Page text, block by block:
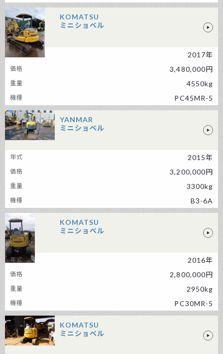
KOMATSU
ミニショベル
2017年
3,480,000円
4550kg
PC45MR-5
YANMAR
ミニショベル
2015年
3,200,000円
3300kg
B3-6A
KOMATSU
ミニショベル
2016年
2,800,000円
2950kg
PC30MR-5
KOMATSU
ミニショベル